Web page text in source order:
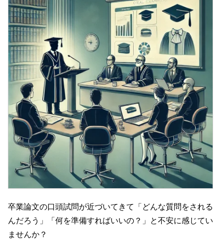
卒業論文の口頭試問が近づいてきて「どんな質問をされる
んだろう」「何を準備すればいいの？」と不安に感じてい
ませんか？